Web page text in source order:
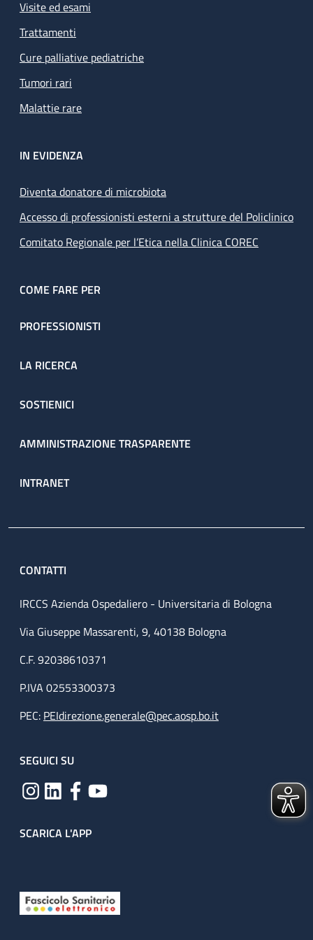
Visite ed esami
Trattamenti
Cure palliative pediatriche
Tumori rari
Malattie rare
IN EVIDENZA
Diventa donatore di microbiota
Accesso di professionisti esterni a strutture del Policlinico
Comitato Regionale per l’Etica nella Clinica COREC
COME FARE PER
PROFESSIONISTI
LA RICERCA
SOSTIENICI
AMMINISTRAZIONE TRASPARENTE
INTRANET
CONTATTI
IRCCS Azienda Ospedaliero - Universitaria di Bologna
Via Giuseppe Massarenti, 9, 40138 Bologna
C.F. 92038610371
P.IVA 02553300373
PEC: PEIdirezione.generale@pec.aosp.bo.it
SEGUICI SU
SCARICA L'APP